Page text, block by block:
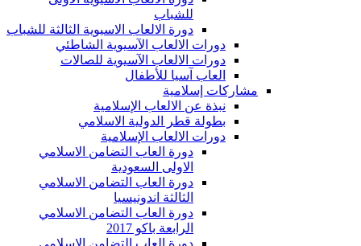
للشباب
دورة الالعاب الاسيوية الثالثة للشباب
دورات الالعاب الآسيوية الشاطئي
دورات الالعاب الآسيوية للصالات
العاب آسيا للأطفال
مشاركات إسلامية
نبذة عن الالعاب الإسلامية
بطولة قطر الدولية الاسلامي
دورات الالعاب الإسلامية
دورة العاب التضامن الاسلامي
الاولى السعودية
دورة العاب التضامن الاسلامي
الثالثة اندونيسيا
دورة العاب التضامن الاسلامي
الرابعة باكو 2017